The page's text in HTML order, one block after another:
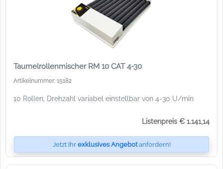
Taumelrollenmischer RM 10 CAT 4-30
Artikelnummer: 15182
10 Rollen, Drehzahl variabel einstellbar von 4-30 U/min
Listenpreis € 1.141,14
Jetzt Ihr exklusives Angebotanfordern!